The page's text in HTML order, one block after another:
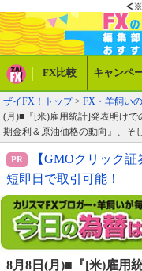
FX比較 キャンペ
ザイFX！トップ> FX・羊飼い
(月)■『[米)雇用統計]発表明け
期金利＆原油価格の動向』、そ
【GMOクリック
短即日で取引可能！
8月8日(月)■『[米)雇用